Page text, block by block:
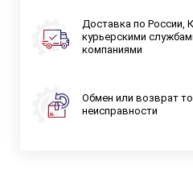
Доставка по России,
курьерскими
компаниями
Обмен или возврат
неисправности